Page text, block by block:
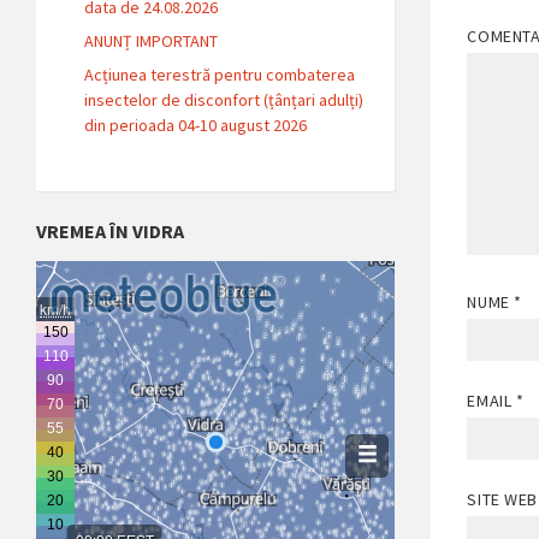
NUME *
EMAIL *
SITE WEB
data de 24.08.2026
ANUNȚ IMPORTANT
Acțiunea terestră pentru combaterea
insectelor de disconfort (țânțari adulți)
din perioada 04-10 august 2026
VREMEA ÎN VIDRA